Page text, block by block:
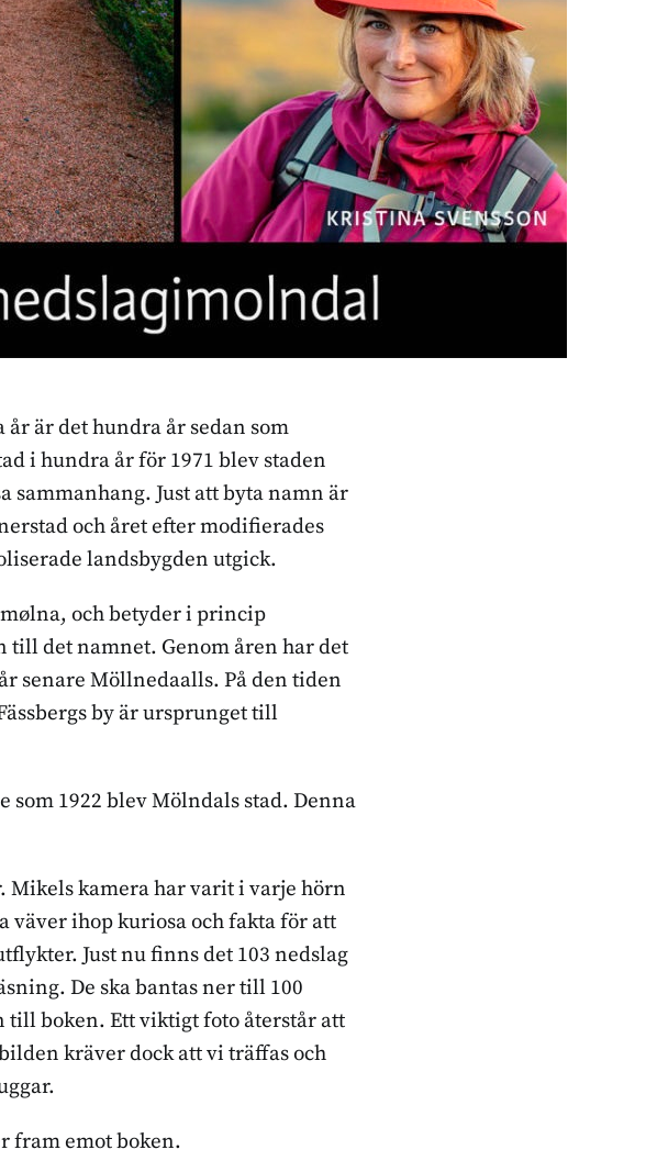
år är det hundra år sedan som
i hundra år för 1971 blev staden
sammanhang. Just att byta namn är
och året efter modifierades
landsbygden utgick.
och betyder i princip
det namnet. Genom åren har det
senare Möllnedaalls. På den tiden
by är ursprunget till
1922 blev Mölndals stad. Denna
Mikels kamera har varit i varje hörn
ihop kuriosa och fakta för att
Just nu finns det 103 nedslag
De ska bantas ner till 100
till boken. Ett viktigt foto återstår att
kräver dock att vi träffas och
fram emot boken.